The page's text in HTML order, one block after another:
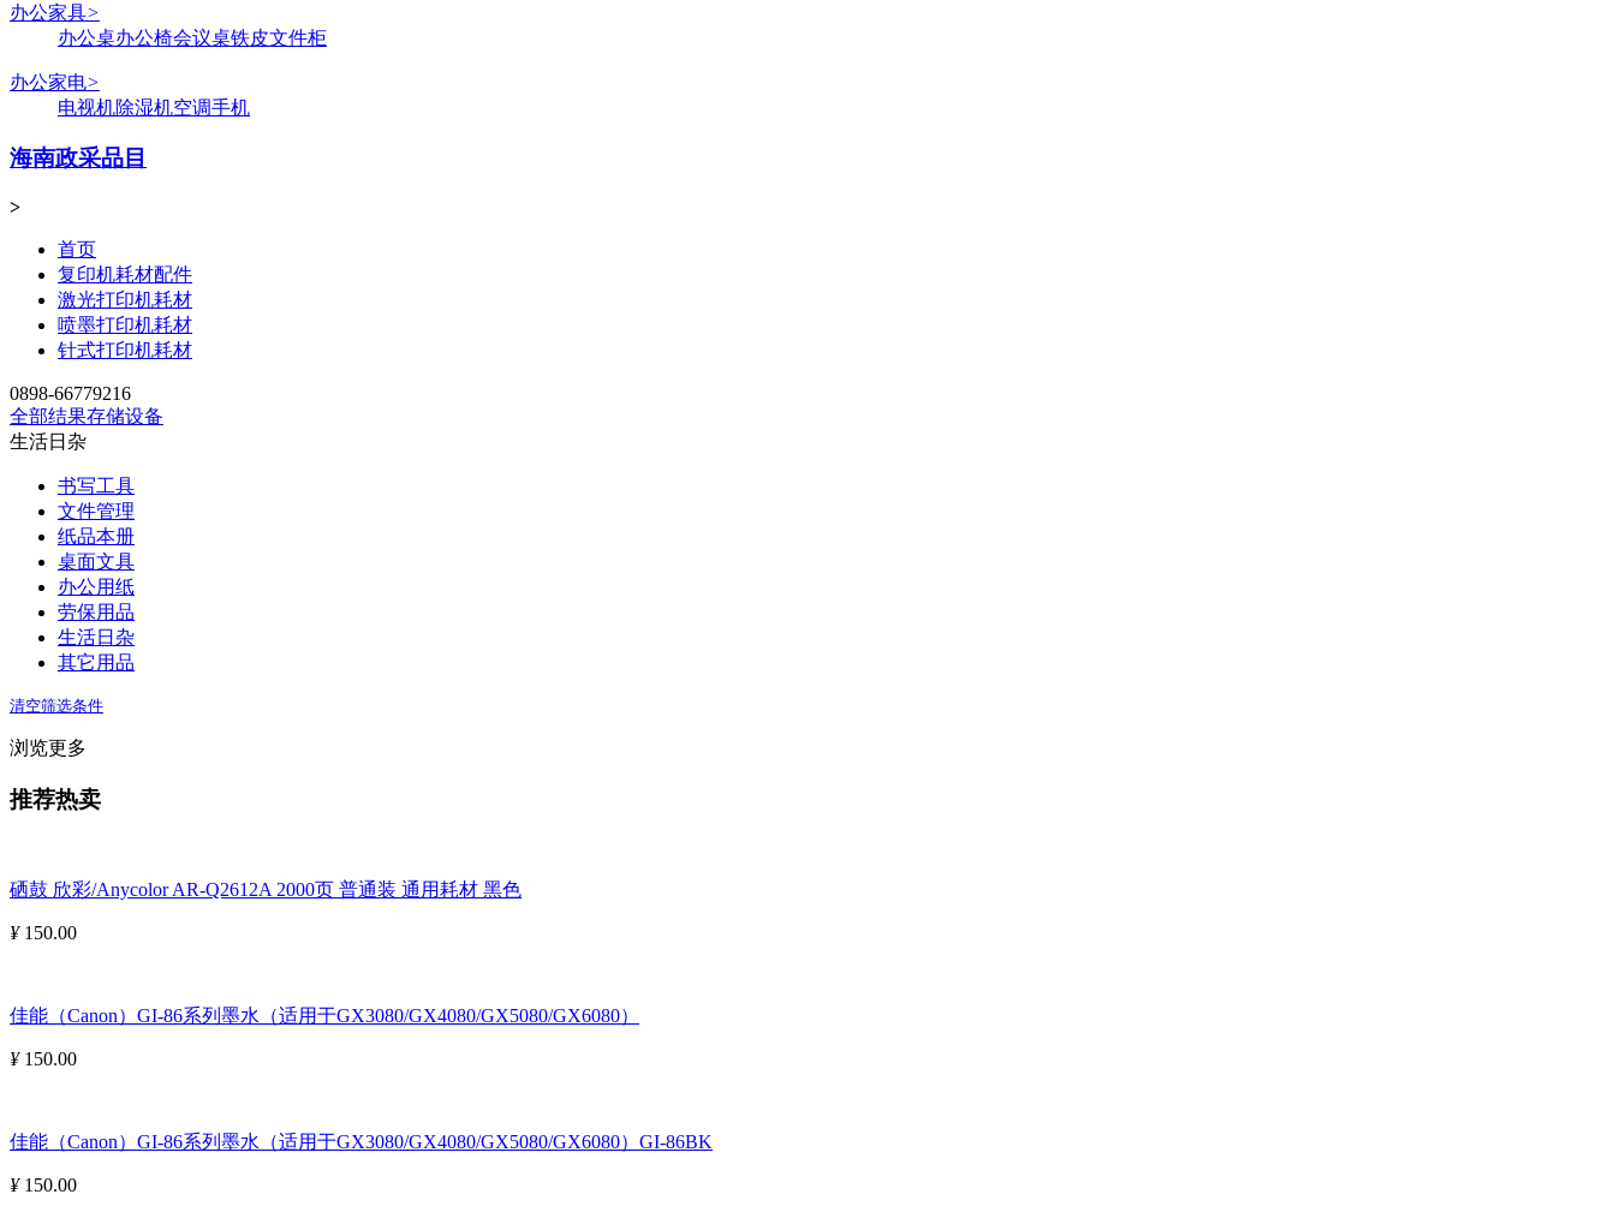
办公家具>
办公桌办公椅会议桌铁皮文件柜
办公家电>
电视机除湿机空调手机
海南政采品目
>
首页
复印机耗材配件
激光打印机耗材
喷墨打印机耗材
针式打印机耗材
0898-66779216
全部结果存储设备
生活日杂
书写工具
文件管理
纸品本册
桌面文具
办公用纸
劳保用品
生活日杂
其它用品
清空筛选条件
浏览更多
推荐热卖
硒鼓 欣彩/Anycolor AR-Q2612A 2000页 普通装 通用耗材 黑色
¥150.00
佳能（Canon）GI-86系列墨水（适用于GX3080/GX4080/GX5080/GX6080）
¥150.00
佳能（Canon）GI-86系列墨水（适用于GX3080/GX4080/GX5080/GX6080）GI-86BK
¥150.00